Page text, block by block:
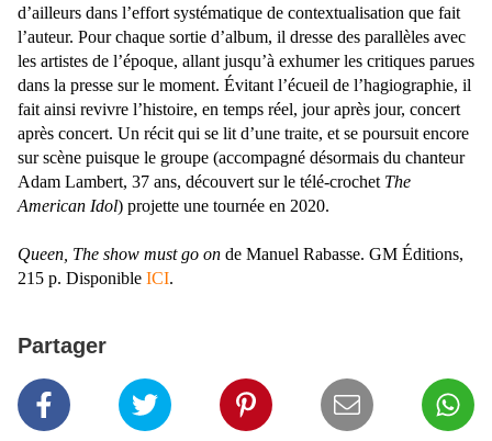
d’ailleurs dans l’effort systématique de contextualisation que fait
l’auteur. Pour chaque sortie d’album, il dresse des parallèles avec
les artistes de l’époque, allant jusqu’à exhumer les critiques parues
dans la presse sur le moment. Évitant l’écueil de l’hagiographie, il
fait ainsi revivre l’histoire, en temps réel, jour après jour, concert
après concert. Un récit qui se lit d’une traite, et se poursuit encore
sur scène puisque le groupe (accompagné désormais du chanteur
Adam Lambert, 37 ans, découvert sur le télé-crochet The
American Idol) projette une tournée en 2020.
Queen, The show must go on de Manuel Rabasse. GM Éditions,
215 p. Disponible ICI.
Partager